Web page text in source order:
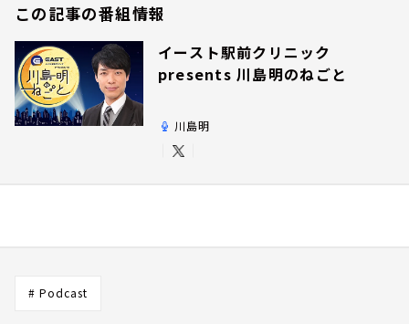
この記事の番組情報
イースト駅前クリニック
presents 川島明のねごと
川島明
# Podcast